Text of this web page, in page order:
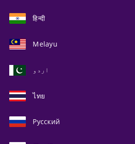
हिन्दी
Melayu
اردو
ไทย
Русский